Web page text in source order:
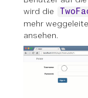
wird die
mehr
ansehen.